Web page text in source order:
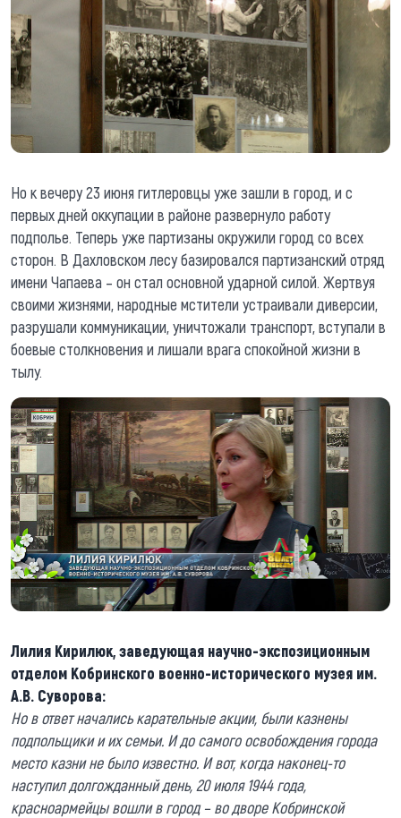
Но к вечеру 23 июня гитлеровцы уже зашли в город, и с
первых дней оккупации в районе развернуло работу
подполье. Теперь уже партизаны окружили город со всех
сторон. В Дахловском лесу базировался партизанский отряд
имени Чапаева – он стал основной ударной силой. Жертвуя
своими жизнями, народные мстители устраивали диверсии,
разрушали коммуникации, уничтожали транспорт, вступали в
боевые столкновения и лишали врага спокойной жизни в
тылу.
Лилия Кирилюк, заведующая научно-экспозиционным
отделом Кобринского военно-исторического музея им.
А.В. Суворова:
Но в ответ начались карательные акции, были казнены
подпольщики и их семьи. И до самого освобождения города
место казни не было известно. И вот, когда наконец-то
наступил долгожданный день, 20 июля 1944 года,
красноармейцы вошли в город – во дворе Кобринской